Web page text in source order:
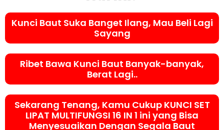
Kunci Baut Suka Banget Ilang, Mau Beli Lagi
Sayang
Ribet Bawa Kunci Baut Banyak-banyak,
Berat Lagi..
Sekarang Tenang, Kamu Cukup KUNCI SET
LIPAT MULTIFUNGSI 16 IN 1 ini yang Bisa
Menyesuaikan Dengan Segala Baut